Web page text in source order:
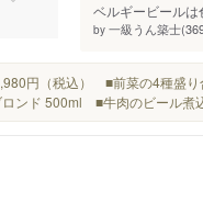
ベルギービール
by 一級うん築士
円（税込） ■前菜の4種盛り
ロンド 500ml ■牛肉のビール